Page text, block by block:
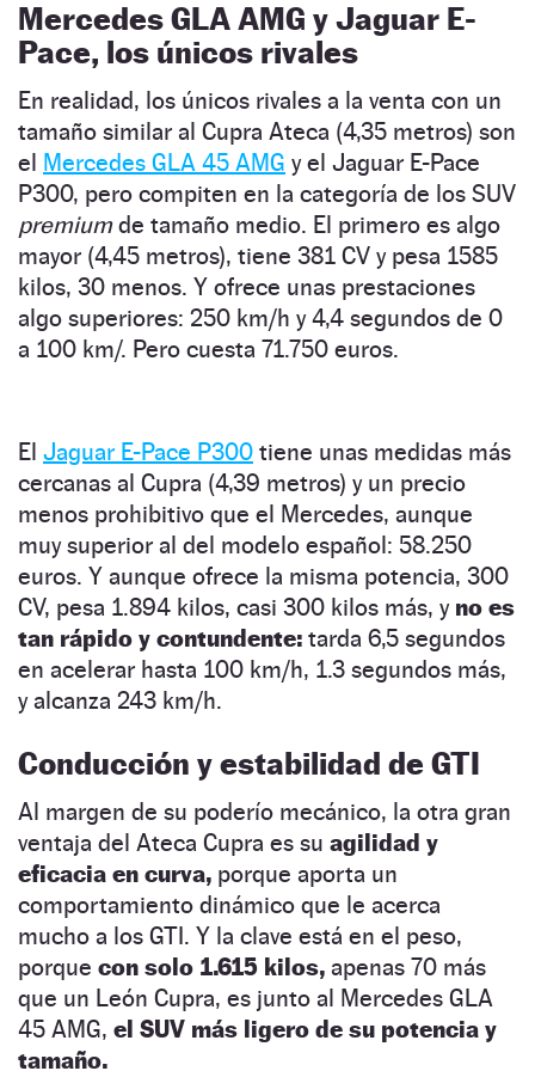
Mercedes GLA AMG y Jaguar E-
Pace, los únicos rivales
En realidad, los únicos rivales a la venta con un
tamaño similar al Cupra Ateca (4,35 metros) son
el Mercedes GLA 45 AMG y el Jaguar E-Pace
P300, pero compiten en la categoría de los SUV
premiumde tamaño medio. El primero es algo
mayor (4,45 metros), tiene 381 CV y pesa 1585
kilos, 30 menos. Y ofrece unas prestaciones
algo superiores: 250 km/h y 4,4 segundos de 0
a 100 km/. Pero cuesta 71.750 euros.
El Jaguar E-Pace P300 tiene unas medidas más
cercanas al Cupra (4,39 metros) y un precio
menos prohibitivo que el Mercedes, aunque
muy superior al del modelo español: 58.250
euros. Y aunque ofrece la misma potencia, 300
CV, pesa 1.894 kilos, casi 300 kilos más, y no es
tan rápido y contundente: tarda 6,5 segundos
en acelerar hasta 100 km/h, 1.3 segundos más,
y alcanza 243 km/h.
Conducción y estabilidad de GTI
Al margen de su poderío mecánico, la otra gran
ventaja del Ateca Cupra es su agilidad y
eficacia en curva, porque aporta un
comportamiento dinámico que le acerca
mucho a los GTI. Y la clave está en el peso,
porque con solo 1.615 kilos, apenas 70 más
que un León Cupra, es junto al Mercedes GLA
45 AMG, el SUV más ligero de su potencia y
tamaño.